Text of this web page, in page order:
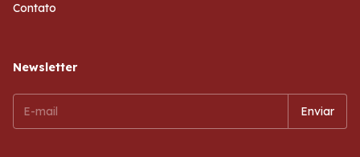
Contato
Newsletter